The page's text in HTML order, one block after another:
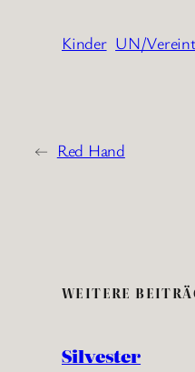
Kinder UN/
← Red Hand
WEITERE
Silvester